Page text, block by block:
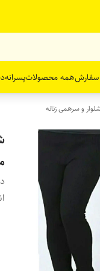
سفارشهمه محصولاتپسرانه
و سرهمی زنانه